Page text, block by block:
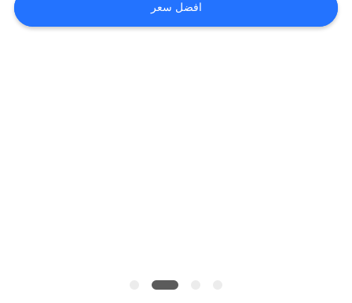
خريطة
افضل سعر